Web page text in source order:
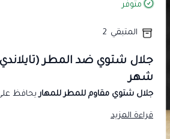
متوفر
المتبقي 2
شهر
جلال شتوي مقاوم للمطر للمهاريحافظ
في أجواء الشتاء والأمطار؛ بطبقة خارجية
قراءة المزيد